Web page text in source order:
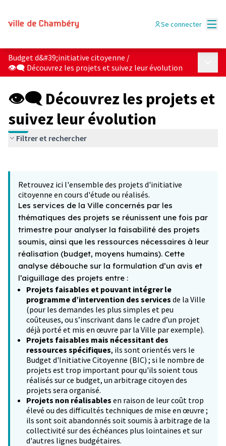
Se connecter
Budget d&#39;initiative citoyenne /
👁‍🗨 Découvrez les projets et suivez leur évolution
👁‍🗨 Découvrez les projets et
suivez leur évolution
Filtrer et rechercher
−
Retrouvez ici l'ensemble des projets d'initiative
citoyenne en cours d'étude ou réalisés.
Les services de la Ville concernés par les
thématiques des projets se réunissent une fois par
trimestre pour analyser la faisabilité des projets
soumis, ainsi que les ressources nécessaires à leur
réalisation (budget, moyens humains). Cette
analyse débouche sur la formulation d’un avis et
l’aiguillage des projets entre :
Projets faisables et pouvant intégrer le
programme d’intervention des services de la Ville
(pour les demandes les plus simples et peu
coûteuses, ou s’inscrivant dans le cadre d’un projet
déjà porté et mis en œuvre par la Ville par exemple).
Projets faisables mais nécessitant des
ressources spécifiques, ils sont orientés vers le
Budget d'Initiative Citoyenne (BIC) ; si le nombre de
projets est trop important pour qu'ils soient tous
réalisés sur ce budget, un arbitrage citoyen des
projets sera organisé.
Projets non réalisables en raison de leur coût trop
élevé ou des difficultés techniques de mise en œuvre ;
ils sont soit abandonnés soit soumis à arbitrage de la
collectivité sur des échéances plus lointaines et sur
d'autres lignes budgétaires.